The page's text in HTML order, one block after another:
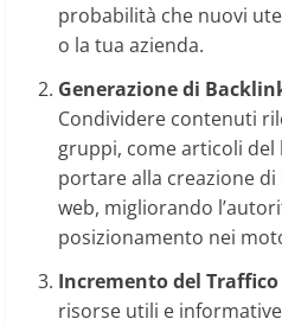
probabilità che nuovi
o la tua azienda.
Generazione di
Condividere contenuti
gruppi, come articoli del
portare alla creazione
web, migliorando
posizionamento nei
Incremento del Traffico
risorse utili e